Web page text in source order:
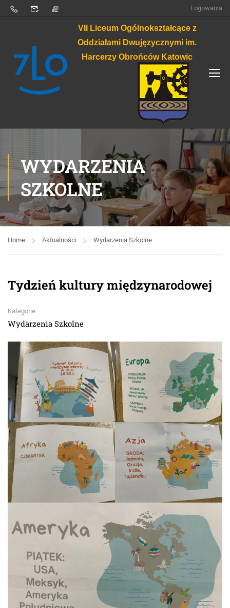
Logowania
VII Liceum Ogólnokształcące z
Oddziałami Dwujęzycznymi im.
Harcerzy Obrońców Katowic
WYDARZENIA
SZKOLNE
Home Aktualności Wydarzenia Szkolne
Tydzień kultury międzynarodowej
Kategorie
Wydarzenia Szkolne